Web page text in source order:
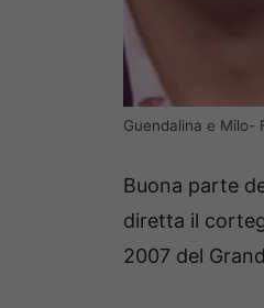
Guendalina e Milo-
Buona parte
diretta il
2007 del